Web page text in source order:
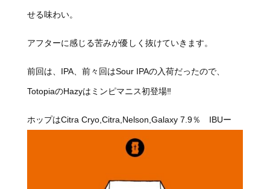
せる味わい。
アフターに感じる苦みが優しく抜けていきます。
前回は、IPA、前々回はSour IPAの入荷だったので、
TotopiaのHazyはミンピマニス初登場‼
ホップは︎Citra Cryo,Citra,Nelson,Galaxy 7.9％ IBUー